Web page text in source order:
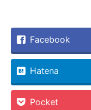
共
有
(新
し
い
ウ
ィ
ン
ド
ウ
ク
リ
ッ
ク
く
だ
Facebook
Hatena
Pocket